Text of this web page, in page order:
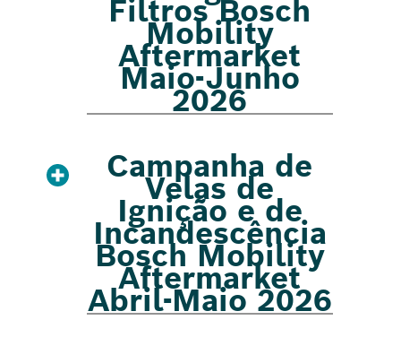
Filtros Bosch
Mobility
Aftermarket
Maio-Junho
2026
Campanha de
Velas de
Ignição e de
Incandescência
Bosch Mobility
Aftermarket
Abril-Maio 2026